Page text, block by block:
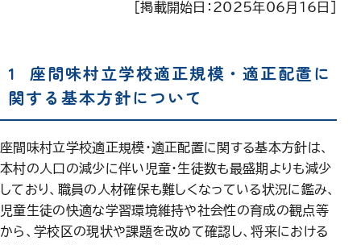
[掲載開始日： 2025年06月16日
1 座間味村立学校適正規模・適正配置に
関する基本方針について
座間味村立学校適正規模・適正配置に関する基本方針は、
本村の人口の減少に伴い児童・生徒数も最盛期よりも減少
しており、職員の人材確保も難しくなっている状況に鑑み、
児童生徒の快適な学習環境維持や社会性の育成の観点等
から、学校区の現状や課題を改めて確認し、将来における